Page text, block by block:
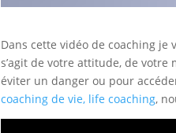
Dans cette vidéo de coaching je
s’agit de votre attitude, de
éviter un danger ou pour
coaching de vie, life coaching,